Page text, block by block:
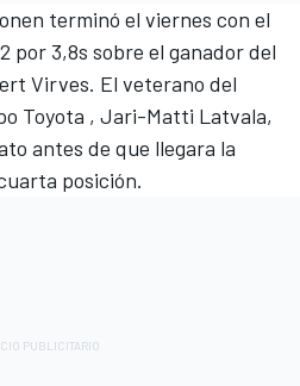
terminó el viernes con el
por 3,8s sobre el ganador del
Virves. El veterano del
Toyota , Jari-Matti Latvala,
antes de que llegara la
posición.